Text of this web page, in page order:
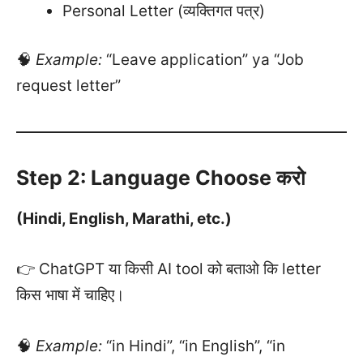
Personal Letter (व्यक्तिगत पत्र)
🧠 Example: “Leave application” ya “Job
request letter”
Step 2: Language Choose करो
(Hindi, English, Marathi, etc.)
👉 ChatGPT या किसी AI tool को बताओ कि letter
किस भाषा में चाहिए।
🧠 Example: “in Hindi”, “in English”, “in